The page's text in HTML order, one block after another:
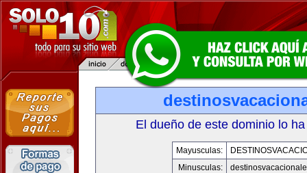
El dueño de este dominio lo
Mayusculas:
Minusculas: